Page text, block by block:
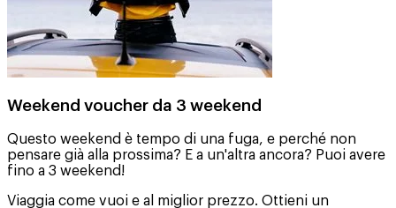
Weekend voucher da 3 weekend
Questo weekend è tempo di una fuga, e perché non
pensare già alla prossima? E a un'altra ancora? Puoi avere
fino a 3 weekend!
Viaggia come vuoi e al miglior prezzo. Ottieni un